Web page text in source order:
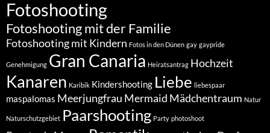
Fotoshooting
Fotoshooting mit der Familie
Fotoshooting mit Kindern Fotos in den Dünen gay gaypride
Genehmigung Gran Canaria Heiratsantrag Hochzeit
Kanaren Karibik Kindershooting Liebe liebespaar
maspalomas Meerjungfrau Mermaid Mädchentraum Natur
Naturschutzgebiet Paarshooting Party photoshoot